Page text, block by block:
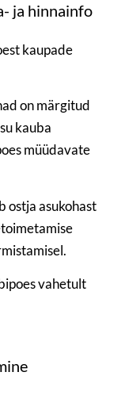
ja hinnainfo
kaupade
on märgitud
kauba
müüdavate
ostja asukohast
vahetult